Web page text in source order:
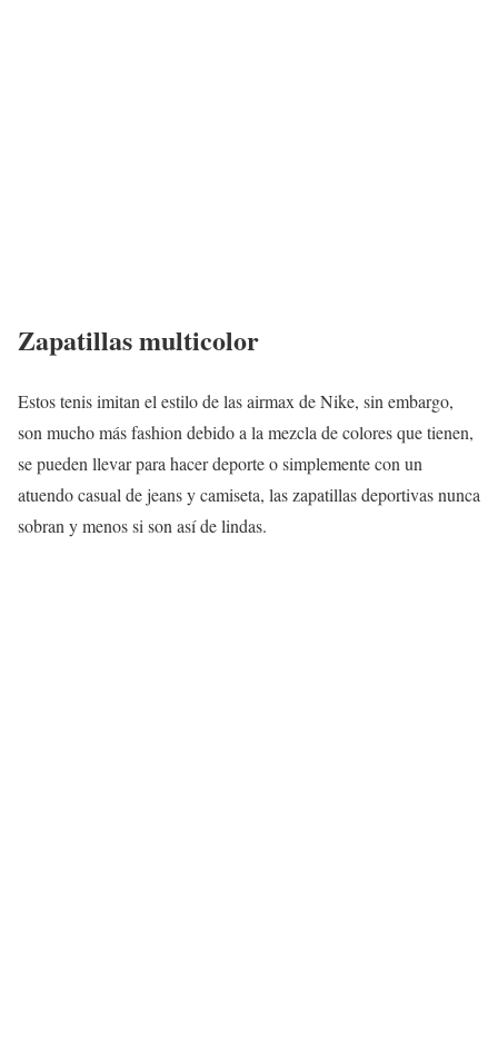
Zapatillas multicolor
Estos tenis imitan el estilo de las airmax de Nike, sin embargo,
son mucho más fashion debido a la mezcla de colores que tienen,
se pueden llevar para hacer deporte o simplemente con un
atuendo casual de jeans y camiseta, las zapatillas deportivas nunca
sobran y menos si son así de lindas.